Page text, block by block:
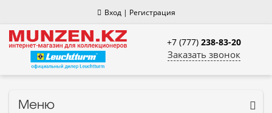
Вход| Регистрация
+7 (777) 238-83-20
Заказать звонок
Меню